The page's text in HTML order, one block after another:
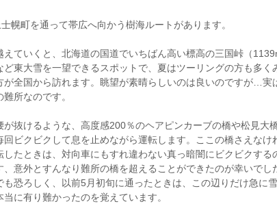
幌町を通って帯広へ向かう樹海ルートがあります。
ていくと、北海道の国道でいちばん高い標高の三国峠（
東大雪を一望できるスポットで、夏はツーリングの方も多く
全国から訪れます。眺望が素晴らしいのは良いのですが…実
所なのです。
抜けるような、高度感200％のヘアピンカーブの橋や松見大
ビクビクして息を止めながら運転します。ここの橋さえな
たときは、対向車にもすれ違わない真っ暗闇にビクビクする
意外とすんなり難所の橋を超えることができたのが幸いでし
恐ろしく、以前5月初旬に通ったときは、この辺りだけ急に
に有り難かったのを覚えています。